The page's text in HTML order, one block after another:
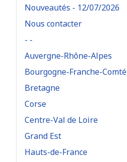
Nouveautés - 12/07/2026
Nous contacter
- -
Auvergne-Rhône-Alpes
Bourgogne-Franche-Comté
Bretagne
Corse
Centre-Val de Loire
Grand Est
Hauts-de-France